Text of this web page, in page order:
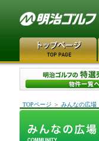
TOPページ ＞ みんなの広場